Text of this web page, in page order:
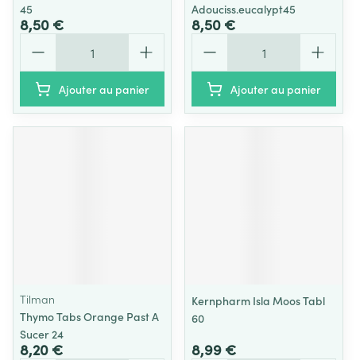
45
8,50 €
Ajouter au panier
Adouciss.eucalypt45
8,50 €
Ajouter au panier
Tilman
Thymo Tabs Orange Past A
Sucer 24
8,20 €
Kernpharm Isla Moos Tabl
60
8,99 €